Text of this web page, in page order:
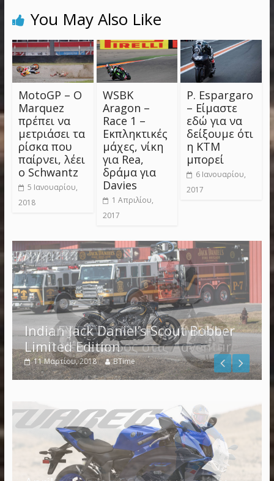
You May Also Like
MotoGP – Ο
Marquez
πρέπει να
μετριάσει τα
ρίσκα που
παίρνει, λέει
ο Schwantz
5 Ιανουαρίου,
2018
WSBK
Aragon –
Race 1 –
Εκπληκτικές
μάχες, νίκη
για Rea,
δράμα για
Davies
1 Απριλίου,
2017
P. Espargaro
– Είμαστε
εδώ για να
δείξουμε ότι
η KTM
μπορεί
6 Ιανουαρίου,
2017
Indian Jack Daniel’s Scout Bobber
Limited Edition
11 Μαρτίου, 2018 BTime